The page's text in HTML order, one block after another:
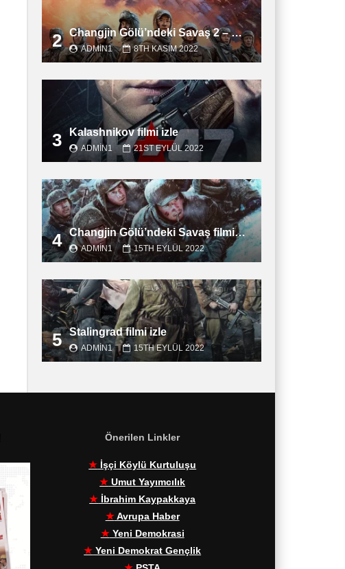
2 Changjin Gölü’ndeki Savaş 2 – Water Gate Bridge filmini izle
ADMIN1 8TH KASIM 2022
3 Kalashnikov filmi izle
ADMIN1 21ST EYLÜL 2022
4 Changjin Gölü’ndeki Savaş filmini izle
ADMIN1 15TH EYLÜL 2022
5 Stalingrad filmi izle
ADMIN1 15TH EYLÜL 2022
Önerilen Linkler
★ İşçi Köylü Kurtuluşu
★ Umut Yayımcılık
★ İbrahim Kaypakkaya
★Avrupa Haber
★Yeni Demokrasi
★ Yeni Demokrat Gençlik